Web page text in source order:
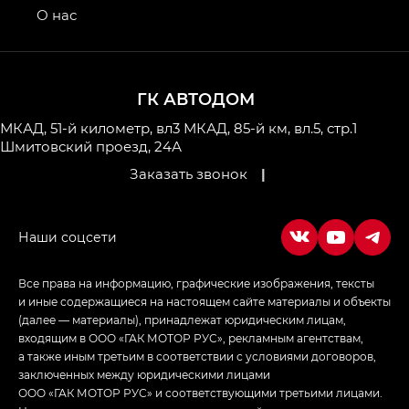
привод — GB AWD, Джи Эль Полный привод —
Джи Икс ПРЕМИУМ — GX PREMIUM, ЛАУНЖ —
LOUNGE
Empow — Эмпау (Empow) в комплектации
Джи Эс — GS, Джи Эль с элементы экстерьера
ГК АВТОДОМ
МКАД, 51-й километр, вл3 МКАД, 85-й км, вл.5, стр.1
Шмитовский проезд, 24А
Заказать звонок
|
О нас
Все права на информацию, графические изображения, тексты
и иные содержащиеся на настоящем сайте материалы и объекты
(далее — материалы), принадлежат юридическим лицам,
входящим в ООО «ГАК МОТОР РУС», рекламным агентствам,
а также иным третьим в соответствии с условиями договоров,
заключенных между юридическими лицами
ООО «ГАК МОТОР РУС» и соответствующими третьими лицами.